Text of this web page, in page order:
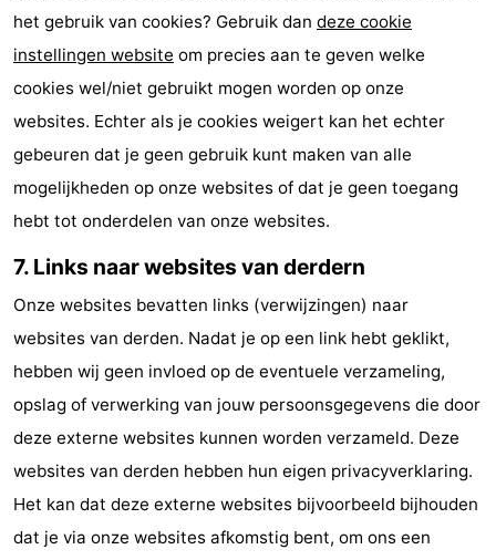
het gebruik van cookies? Gebruik dan deze cookie
instellingen website om precies aan te geven welke
cookies wel/niet gebruikt mogen worden op onze
websites. Echter als je cookies weigert kan het echter
gebeuren dat je geen gebruik kunt maken van alle
mogelijkheden op onze websites of dat je geen toegang
hebt tot onderdelen van onze websites.
7. Links naar websites van derdern
Onze websites bevatten links (verwijzingen) naar
websites van derden. Nadat je op een link hebt geklikt,
hebben wij geen invloed op de eventuele verzameling,
opslag of verwerking van jouw persoonsgegevens die door
deze externe websites kunnen worden verzameld. Deze
websites van derden hebben hun eigen privacyverklaring.
Het kan dat deze externe websites bijvoorbeeld bijhouden
dat je via onze websites afkomstig bent, om ons een